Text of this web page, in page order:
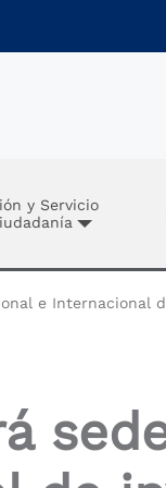
y Servicio
e Internacional